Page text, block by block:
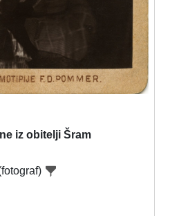
iz obitelji Šram